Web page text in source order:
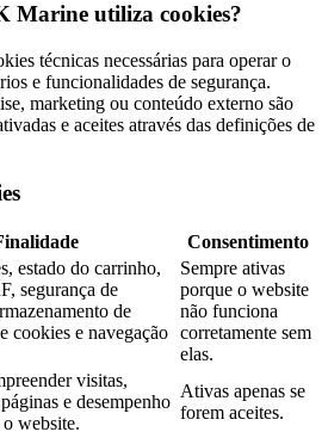
Marine utiliza cookies?
técnicas necessárias para operar o
e funcionalidades de segurança.
marketing ou conteúdo externo são
e aceites através das definições de
Consentimento
estado do carrinho,
segurança de
de
cookies e navegação
Sempre ativas
porque o website
não funciona
corretamente sem
elas.
visitas,
e desempenho
website.
Ativas apenas se
forem aceites.